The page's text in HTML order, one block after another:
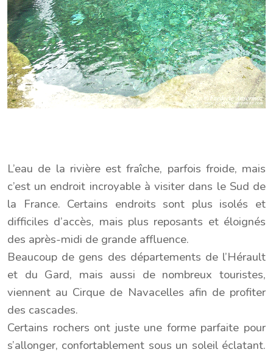
L’eau de la rivière est fraîche, parfois froide, mais
c’est un endroit incroyable à visiter dans le Sud de
la France. Certains endroits sont plus isolés et
difficiles d’accès, mais plus reposants et éloignés
des après-midi de grande affluence.
Beaucoup de gens des départements de l’Hérault
et du Gard, mais aussi de nombreux touristes,
viennent au Cirque de Navacelles afin de profiter
des cascades.
Certains rochers ont juste une forme parfaite pour
s’allonger, confortablement sous un soleil éclatant.